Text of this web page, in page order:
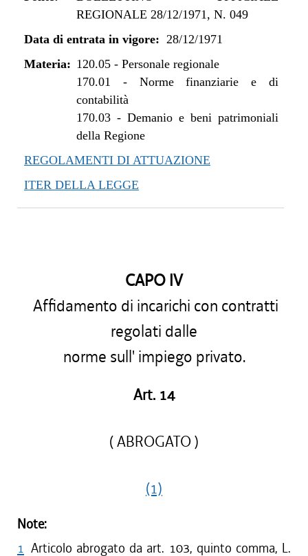
REGIONALE 28/12/1971, N. 049
Data di entrata in vigore: 28/12/1971
Materia: 120.05- Personale regionale
170.01 - Norme finanziarie e di
contabilità
170.03- Demanio e beni patrimoniali
della Regione
REGOLAMENTI DI ATTUAZIONE
ITER DELLA LEGGE
CAPO IV
Affidamento di incarichi con contratti
regolati dalle
norme sull' impiego privato.
Art. 14
( ABROGATO )
(1)
Note:
1 Articolo abrogato da art. 103, quinto comma, L.